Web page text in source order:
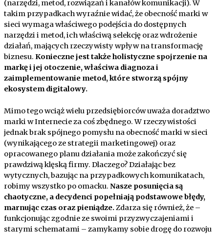
(narzędzi, metod, rozwiązań i kanałów komunikacji). W
takim przypadkach wyraźnie widać, że obecność marki w
sieci wymaga właściwego podejścia do dostępnych
narzędzi i metod, ich właściwą selekcję oraz wdrożenie
działań, mających rzeczywisty wpływ na transformację
biznesu. Konieczne jest także holistyczne spojrzenie na
markę i jej otoczenie, właściwa diagnoza i
zaimplementowanie metod, które stworzą spójny
ekosystem digitalowy.
Mimo tego wciąż wielu przedsiębiorców uważa doradztwo
marki w Internecie za coś zbędnego. W rzeczywistości
jednak brak spójnego pomysłu na obecność marki w sieci
(wynikającego ze strategii marketingowej) oraz
opracowanego planu działania może zakończyć się
prawdziwą klęską firmy. Dlaczego? Działając bez
wytycznych, bazując na przypadkowych komunikatach,
robimy wszystko po omacku. Nasze posunięcia są
chaotyczne, a decydenci popełniają podstawowe błędy,
marnując czas oraz pieniądze.Zdarza się również, że –
funkcjonując zgodnie ze swoimi przyzwyczajeniami i
starymi schematami – zamykamy sobie drogę do rozwoju